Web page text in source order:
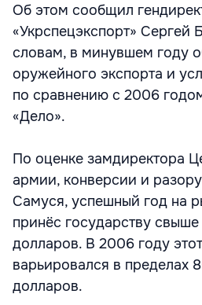
Об этом сообщил
«Укрспецэкспорт» Сергей
словам, в минувшем году
оружейного экспорта и
по сравнению с 2006
«Дело».
По оценке замдиректора
армии, конверсии и
Самуся, успешный год на
принёс государству
долларов. В 2006 году
варьировался в пределах
долларов.